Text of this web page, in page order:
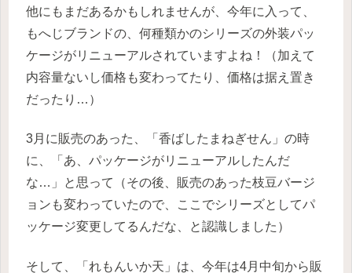
他にもまだあるかもしれませんが、今年に入って、
もへじブランドの、何種類かのシリーズの外装パッ
ケージがリニューアルされていますよね！（加えて
内容量ないし価格も変わってたり、価格は据え置き
だったり…）
3月に販売のあった、「香ばしたまねぎせん」の時
に、「あ、パッケージがリニューアルしたんだ
な…」と思って（その後、販売のあった枝豆バージ
ョンも変わっていたので、ここでシリーズとしてパ
ッケージ変更してるんだな、と認識しました）
そして、「れもんいか天」は、今年は4月中旬から販